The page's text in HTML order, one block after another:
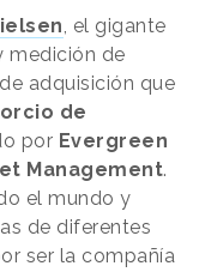
, el gigante
medición de
adquisición que
de
por Evergreen
Management.
el mundo y
de diferentes
ser la compañía